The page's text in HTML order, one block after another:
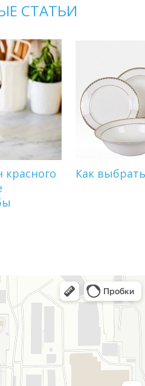
СТАТЬИ
красного
Как